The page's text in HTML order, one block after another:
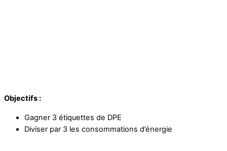
Objectifs :
Gagner 3 étiquettes de DPE
Diviser par 3 les consommations d’énergie